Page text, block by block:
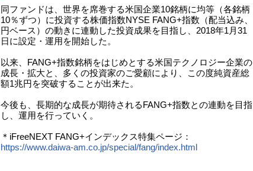
同ファンドは、世界を席巻する米国企業10銘柄に均等（各銘柄
10％ずつ）に投資する株価指数NYSE FANG+指数（配当込み、
円ベース）の動きに連動した投資成果を目指し、2018年1月31
日に設定・運用を開始した。
以来、FANG+指数銘柄をはじめとする米国テクノロジー企業の
成長・拡大と、多くの投資家のご愛顧により、この度純資産総
額1兆円を突破することが出来た。
今後も、長期的な成長が期待されるFANG+指数との連動を目指
し、運用を行っていく。
＊iFreeNEXT FANG+インデックス特集ページ：
https://www.daiwa-am.co.jp/special/fang/index.html